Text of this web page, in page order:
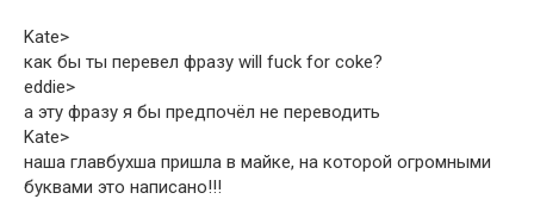
Kate>
как бы ты перевел фразу will fuck for coke?
eddie>
а эту фразу я бы предпочёл не переводить
Kate>
наша главбухша пришла в майке, на которой огромными
буквами это написано!!!